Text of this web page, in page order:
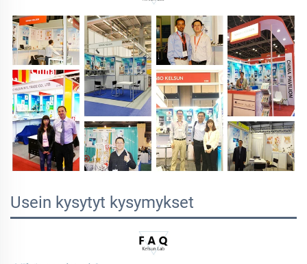
Usein kysytyt kysymykset